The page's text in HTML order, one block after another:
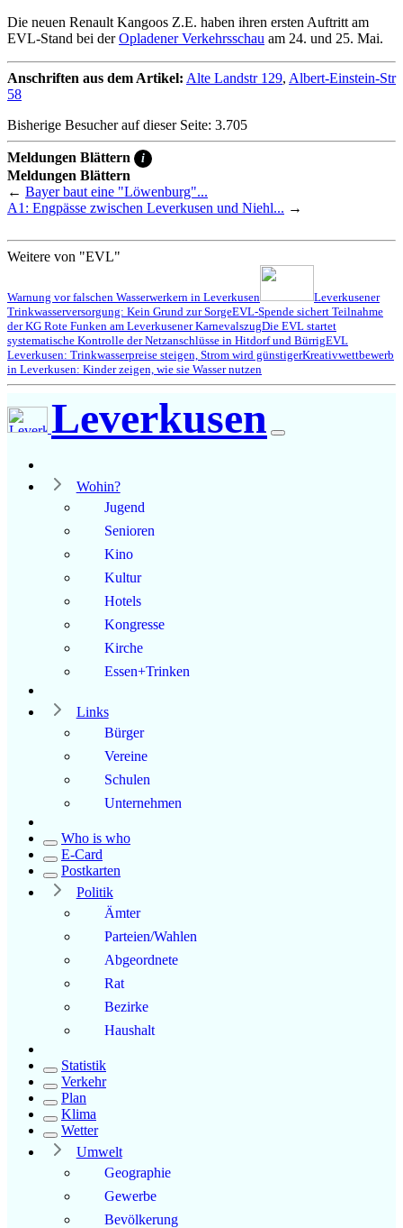
Die neuen Renault Kangoos Z.E. haben ihren ersten Auftritt am
EVL-Stand bei derOpladener Verkehrsschau am 24. und 25. Mai.
Anschriften aus dem Artikel: Alte Landstr 129, Albert-Einstein-Str
58
Bisherige Besucher auf dieser Seite: 3.705
Meldungen Blättern i
Meldungen Blättern
← Bayer baut eine "Löwenburg"...
A1: Engpässe zwischen Leverkusen und Niehl... →
Weitere von "EVL"
Warnung vor falschen Wasserwerkern in Leverkusen
Leverkusener
Trinkwasserversorgung: Kein Grund zur SorgeEVL-Spende sichert Teilnahme
der KG Rote Funken am Leverkusener KarnevalszugDie EVL startet
systematische Kontrolle der Netzanschlüsse in Hitdorf und BürrigEVL
Leverkusen: Trinkwasserpreise steigen, Strom wird günstigerKreativwettbewerb
in Leverkusen: Kinder zeigen, wie sie Wasser nutzen
Leverkusen
Wohin?
Jugend
Senioren
Kino
Kultur
Hotels
Kongresse
Kirche
Essen+Trinken
Links
Bürger
Vereine
Schulen
Unternehmen
Who is who
E-Card
Postkarten
Politik
Ämter
Parteien/Wahlen
Abgeordnete
Rat
Bezirke
Haushalt
Statistik
Verkehr
Plan
Klima
Wetter
Umwelt
Geographie
Gewerbe
Bevölkerung